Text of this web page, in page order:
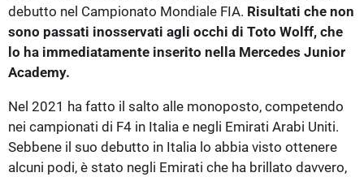
debutto nel Campionato Mondiale FIA. Risultati che non
sono passati inosservati agli occhi di Toto Wolff, che
lo ha immediatamente inserito nella Mercedes Junior
Academy.
Nel 2021 ha fatto il salto alle monoposto, competendo
nei campionati di F4 in Italia e negli Emirati Arabi Uniti.
Sebbene il suo debutto in Italia lo abbia visto ottenere
alcuni podi, è stato negli Emirati che ha brillato davvero,